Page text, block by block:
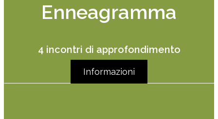
Enneagramma
4 incontri di approfondimento
Informazioni